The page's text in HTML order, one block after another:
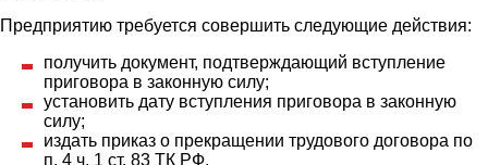
Предприятию требуется совершить следующие действия:
получить документ, подтверждающий вступление
приговора в законную силу;
установить дату вступления приговора в законную
силу;
издать приказ о прекращении трудового договора по
п. 4 ч. 1 ст. 83 ТК РФ.